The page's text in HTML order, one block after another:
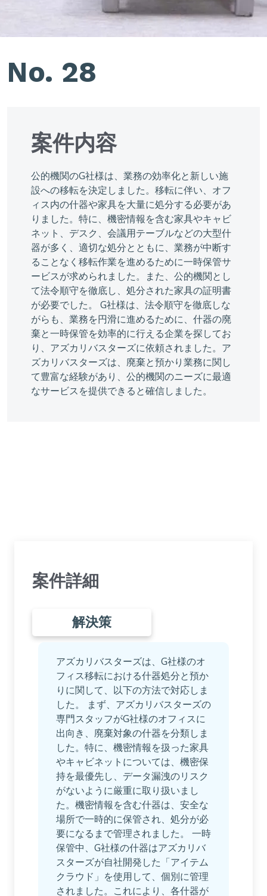
No. 28
案件内容
公的機関のG社様は、業務の効率化と新しい施
設への移転を決定しました。移転に伴い、オフ
ィス内の什器や家具を大量に処分する必要があ
りました。特に、機密情報を含む家具やキャビ
ネット、デスク、会議用テーブルなどの大型什
器が多く、適切な処分とともに、業務が中断す
ることなく移転作業を進めるために一時保管サ
ービスが求められました。また、公的機関とし
て法令順守を徹底し、処分された家具の証明書
が必要でした。 G社様は、法令順守を徹底しな
がらも、業務を円滑に進めるために、什器の廃
棄と一時保管を効率的に行える企業を探してお
り、アズカリバスターズに依頼されました。ア
ズカリバスターズは、廃棄と預かり業務に関し
て豊富な経験があり、公的機関のニーズに最適
なサービスを提供できると確信しました。
案件詳細
解決策
アズカリバスターズは、G社様のオ
フィス移転における什器処分と預か
りに関して、以下の方法で対応しま
した。 まず、アズカリバスターズの
専門スタッフがG社様のオフィスに
出向き、廃棄対象の什器を分類しま
した。特に、機密情報を扱った家具
やキャビネットについては、機密保
持を最優先し、データ漏洩のリスク
がないように厳重に取り扱いまし
た。機密情報を含む什器は、安全な
場所で一時的に保管され、処分が必
要になるまで管理されました。 一時
保管中、G社様の什器はアズカリバ
スターズが自社開発した「アイテム
クラウド」を使用して、個別に管理
されました。これにより、各什器が